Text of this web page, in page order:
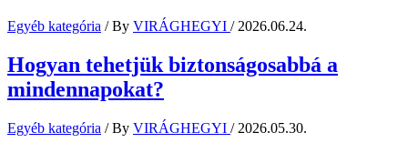
Egyéb kategória / By VIRÁGHEGYI / 2026.06.24.
Hogyan tehetjük biztonságosabbá a
mindennapokat?
Egyéb kategória / By VIRÁGHEGYI / 2026.05.30.